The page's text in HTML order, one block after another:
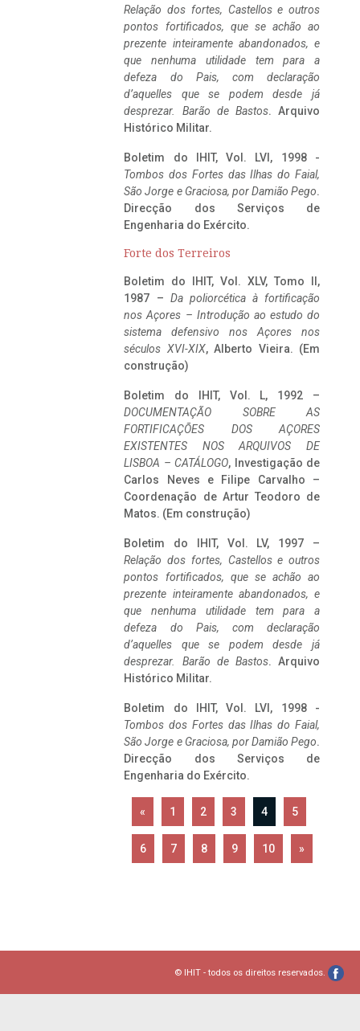
Relação dos fortes, Castellos e outros
pontos fortificados, que se achão ao
prezente inteiramente abandonados, e
que nenhuma utilidade tem para a
defeza do Pais, com declaração
d’aquelles que se podem desde já
desprezar. Barão de Bastos. Arquivo
Histórico Militar.
Boletim do IHIT, Vol. LVI, 1998 -
Tombos dos Fortes das Ilhas do Faial,
São Jorge e Graciosa, por Damião Pego.
Direcção dos Serviços de
Engenharia do Exército.
Forte dos Terreiros
Boletim do IHIT, Vol. XLV, Tomo II,
1987 – Da poliorcética à fortificação
nos Açores – Introdução ao estudo do
sistema defensivo nos Açores nos
séculos XVI-XIX, Alberto Vieira. (Em
construção)
Boletim do IHIT, Vol. L, 1992 –
DOCUMENTAÇÃO SOBRE AS
FORTIFICAÇÕES DOS AÇORES
EXISTENTES NOS ARQUIVOS DE
LISBOA – CATÁLOGO, Investigação de
Carlos Neves e Filipe Carvalho –
Coordenação de Artur Teodoro de
Matos. (Em construção)
Boletim do IHIT, Vol. LV, 1997 –
Relação dos fortes, Castellos e outros
pontos fortificados, que se achão ao
prezente inteiramente abandonados, e
que nenhuma utilidade tem para a
defeza do Pais, com declaração
d’aquelles que se podem desde já
desprezar. Barão de Bastos. Arquivo
Histórico Militar.
Boletim do IHIT, Vol. LVI, 1998 -
Tombos dos Fortes das Ilhas do Faial,
São Jorge e Graciosa, por Damião Pego.
Direcção dos Serviços de
Engenharia do Exército.
« 1 2 3 4 5
6 7 8 9 10 »
© IHIT - todos os direitos reservados.